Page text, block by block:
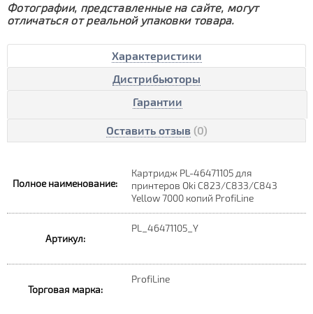
Фотографии, представленные на сайте, могут
отличаться от реальной упаковки товара.
Характеристики
Дистрибьюторы
Гарантии
Оставить отзыв (0)
Полное наименование:
Картридж PL-46471105 для
принтеров Oki C823/C833/C843
Yellow 7000 копий ProfiLine
Артикул:
PL_46471105_Y
Торговая марка:
ProfiLine